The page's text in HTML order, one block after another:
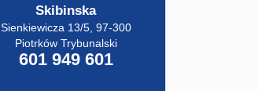
Skibinska
Sienkiewicza 13/5, 97-300
Piotrków Trybunalski
601 949 601